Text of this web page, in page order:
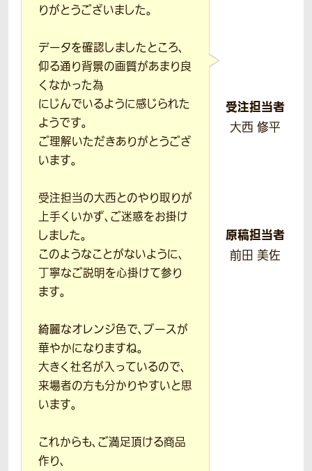
りがとうございました。
データを確認しましたところ、
仰る通り背景の画質があまり良
くなかった為
にじんでいるように感じられた
ようです。
ご理解いただきありがとうござ
います。
受注担当の大西とのやり取りが
上手くいかず、ご迷惑をお掛け
しました。
このようなことがないように、
丁寧なご説明を心掛けて参り
ます。
綺麗なオレンジ色で、ブースが
華やかになりますね。
大きく社名が入っているので、
来場者の方も分かりやすいと思
います。
これからも、ご満足頂ける商品
作り、
受注担当者
大西 修平
原稿担当者
前田 美佐